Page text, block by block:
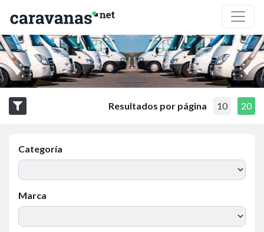
Resultados por página 10 20
Categoría
Marca